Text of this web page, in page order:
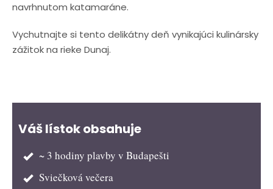
navrhnutom katamaráne.
Vychutnajte si tento delikátny deň vynikajúci kulinársky
zážitok na rieke Dunaj.
Váš lístok obsahuje
~ 3 hodiny plavby v Budapešti
Sviečková večera